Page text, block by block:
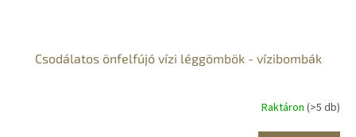
Csodálatos önfelfújó vízi léggömbök - vízibombák
Raktáron (>5 db)